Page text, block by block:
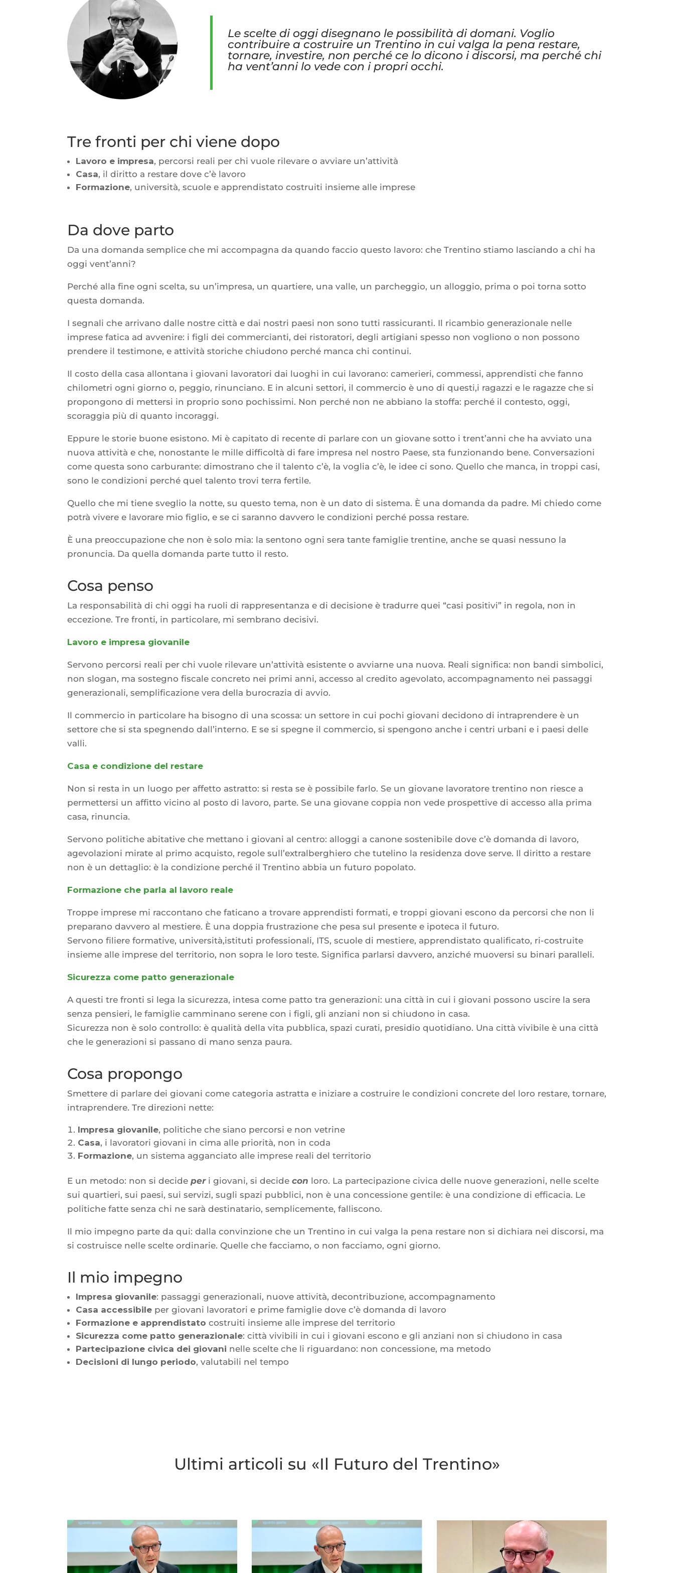
Le scelte di oggi disegnano le possibilità di domani. Voglio
contribuire a costruire un Trentino in cui valga la pena restare,
tornare, investire, non perché ce lo dicono i discorsi, ma perché chi
ha vent’anni lo vede con i propri occhi.
Tre fronti per chi viene dopo
Lavoro e impresa, percorsi reali per chi vuole rilevare o avviare un’attività
Casa, il diritto a restare dove c’è lavoro
Formazione, università, scuole e apprendistato costruiti insieme alle imprese
Da dove parto
Da una domanda semplice che mi accompagna da quando faccio questo lavoro: che Trentino stiamo lasciando a chi ha
oggi vent’anni?
Perché alla fine ogni scelta, su un’impresa, un quartiere, una valle, un parcheggio, un alloggio, prima o poi torna sotto
questa domanda.
I segnali che arrivano dalle nostre città e dai nostri paesi non sono tutti rassicuranti. Il ricambio generazionale nelle
imprese fatica ad avvenire: i figli dei commercianti, dei ristoratori, degli artigiani spesso non vogliono o non possono
prendere il testimone, e attività storiche chiudono perché manca chi continui.
Il costo della casa allontana i giovani lavoratori dai luoghi in cui lavorano: camerieri, commessi, apprendisti che fanno
chilometri ogni giorno o, peggio, rinunciano. E in alcuni settori, il commercio è uno di questi,i ragazzi e le ragazze che si
propongono di mettersi in proprio sono pochissimi. Non perché non ne abbiano la stoffa: perché il contesto, oggi,
scoraggia più di quanto incoraggi.
Eppure le storie buone esistono. Mi è capitato di recente di parlare con un giovane sotto i trent’anni che ha avviato una
nuova attività e che, nonostante le mille difficoltà di fare impresa nel nostro Paese, sta funzionando bene. Conversazioni
come questa sono carburante: dimostrano che il talento c’è, la voglia c’è, le idee ci sono. Quello che manca, in troppi casi,
sono le condizioni perché quel talento trovi terra fertile.
Quello che mi tiene sveglio la notte, su questo tema, non è un dato di sistema. È una domanda da padre. Mi chiedo come
potrà vivere e lavorare mio figlio, e se ci saranno davvero le condizioni perché possa restare.
È una preoccupazione che non è solo mia: la sentono ogni sera tante famiglie trentine, anche se quasi nessuno la
pronuncia. Da quella domanda parte tutto il resto.
Cosa penso
La responsabilità di chi oggi ha ruoli di rappresentanza e di decisione è tradurre quei “casi positivi” in regola, non in
eccezione. Tre fronti, in particolare, mi sembrano decisivi.
Lavoro e impresa giovanile
Servono percorsi reali per chi vuole rilevare un’attività esistente o avviarne una nuova. Reali significa: non bandi simbolici,
non slogan, ma sostegno fiscale concreto nei primi anni, accesso al credito agevolato, accompagnamento nei passaggi
generazionali, semplificazione vera della burocrazia di avvio.
Il commercio in particolare ha bisogno di una scossa: un settore in cui pochi giovani decidono di intraprendere è un
settore che si sta spegnendo dall’interno. E se si spegne il commercio, si spengono anche i centri urbani e i paesi delle
valli.
Casa e condizione del restare
Non si resta in un luogo per affetto astratto: si resta se è possibile farlo. Se un giovane lavoratore trentino non riesce a
permettersi un affitto vicino al posto di lavoro, parte. Se una giovane coppia non vede prospettive di accesso alla prima
casa, rinuncia.
Servono politiche abitative che mettano i giovani al centro: alloggi a canone sostenibile dove c’è domanda di lavoro,
agevolazioni mirate al primo acquisto, regole sull’extralberghiero che tutelino la residenza dove serve. Il diritto a restare
non è un dettaglio: è la condizione perché il Trentino abbia un futuro popolato.
Formazione che parla al lavoro reale
Troppe imprese mi raccontano che faticano a trovare apprendisti formati, e troppi giovani escono da percorsi che non li
preparano davvero al mestiere. È una doppia frustrazione che pesa sul presente e ipoteca il futuro.
Servono filiere formative, università,istituti professionali, ITS, scuole di mestiere, apprendistato qualificato, ri-costruite
insieme alle imprese del territorio, non sopra le loro teste. Significa parlarsi davvero, anziché muoversi su binari paralleli.
Sicurezza come patto generazionale
A questi tre fronti si lega la sicurezza, intesa come patto tra generazioni: una città in cui i giovani possono uscire la sera
senza pensieri, le famiglie camminano serene con i figli, gli anziani non si chiudono in casa.
Sicurezza non è solo controllo: è qualità della vita pubblica, spazi curati, presidio quotidiano. Una città vivibile è una città
che le generazioni si passano di mano senza paura.
Cosa propongo
Smettere di parlare dei giovani come categoria astratta e iniziare a costruire le condizioni concrete del loro restare, tornare,
intraprendere. Tre direzioni nette:
Impresa giovanile, politiche che siano percorsi e non vetrine
Casa, i lavoratori giovani in cima alle priorità, non in coda
Formazione, un sistema agganciato alle imprese reali del territorio
E un metodo: non si decideper i giovani, si decidecon loro. La partecipazione civica delle nuove generazioni, nelle scelte
sui quartieri, sui paesi, sui servizi, sugli spazi pubblici, non è una concessione gentile: è una condizione di efficacia. Le
politiche fatte senza chi ne sarà destinatario, semplicemente, falliscono.
Il mio impegno parte da qui: dalla convinzione che un Trentino in cui valga la pena restare non si dichiara nei discorsi, ma
si costruisce nelle scelte ordinarie. Quelle che facciamo, o non facciamo, ogni giorno.
Il mio impegno
Impresa giovanile: passaggi generazionali, nuove attività, decontribuzione, accompagnamento
Casa accessibile per giovani lavoratori e prime famiglie dove c’è domanda di lavoro
Formazione e apprendistato costruiti insieme alle imprese del territorio
Sicurezza come patto generazionale: città vivibili in cui i giovani escono e gli anziani non si chiudono in casa
Partecipazione civica dei giovani nelle scelte che li riguardano: non concessione, ma metodo
Decisioni di lungo periodo, valutabili nel tempo
Ultimi articoli su «Il Futuro del Trentino»